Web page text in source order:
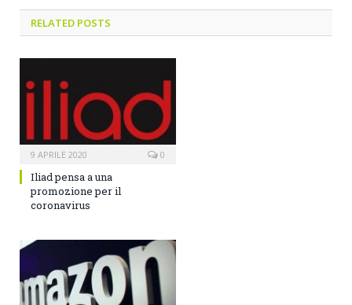
RELATED POSTS
9 APRILE 2020 0
Iliad pensa a una
promozione per il
coronavirus